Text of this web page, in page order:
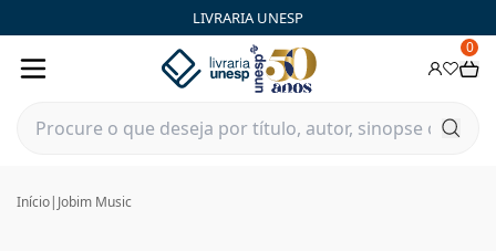
LIVRARIA UNESP
0
Início| Jobim Music
Jobim Music|Livraria Unesp | FastStore PLP